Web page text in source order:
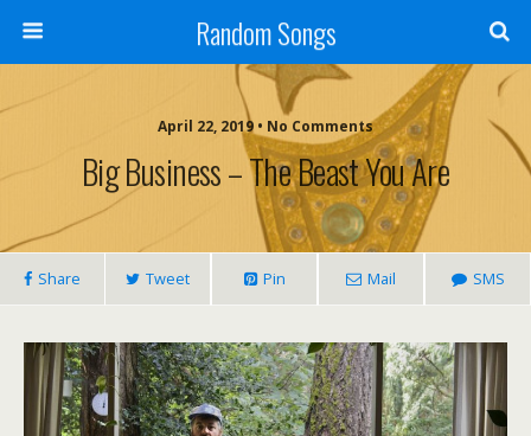
Random Songs
April 22, 2019 • No Comments
Big Business – The Beast You Are
Share Tweet Pin Mail SMS